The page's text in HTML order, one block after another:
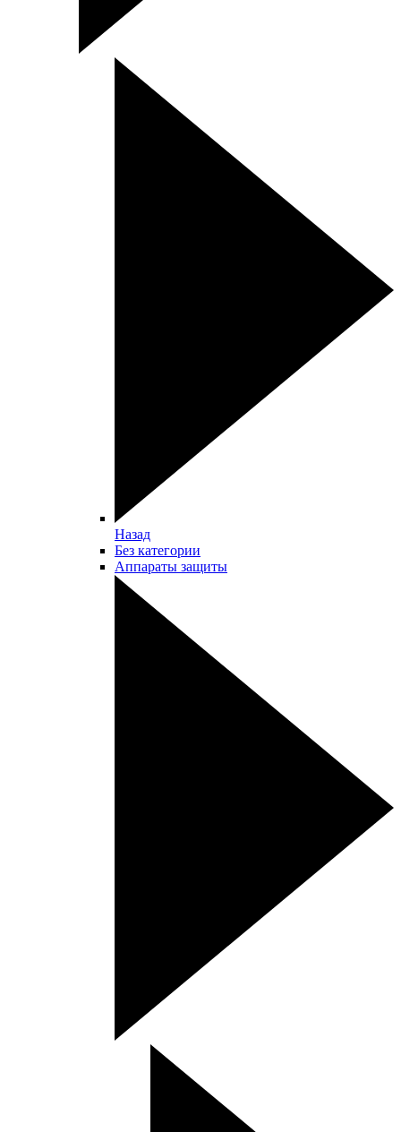
Назад
Без категории
Аппараты защиты